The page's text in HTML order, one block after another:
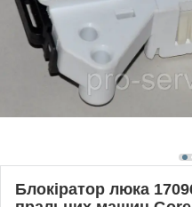
Блокіратор люка